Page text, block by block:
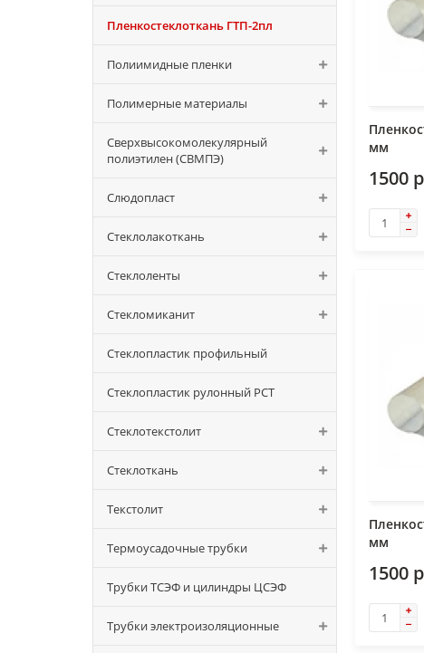
Пленкостеклоткань ГТП-2пл
Полиимидные пленки
Полимерные материалы
Сверхвысокомолекулярный
полиэтилен (СВМПЭ)
Слюдопласт
Стеклолакоткань
Стеклоленты
Стекломиканит
Стеклопластик профильный
Стеклопластик рулонный РСТ
Стеклотекстолит
Стеклоткань
Текстолит
Термоусадочные трубки
Трубки ТСЭФ и цилиндры ЦСЭФ
Трубки электроизоляционные
мм
1500
мм
1500